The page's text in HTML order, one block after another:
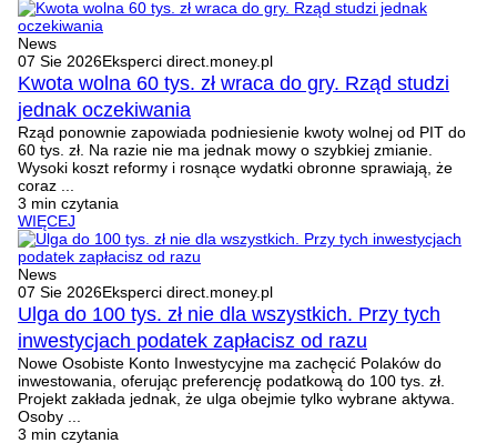
News
07 Sie 2026Eksperci direct.money.pl
Kwota wolna 60 tys. zł wraca do gry. Rząd studzi
jednak oczekiwania
Rząd ponownie zapowiada podniesienie kwoty wolnej od PIT do
60 tys. zł. Na razie nie ma jednak mowy o szybkiej zmianie.
Wysoki koszt reformy i rosnące wydatki obronne sprawiają, że
coraz ...
3 min czytania
WIĘCEJ
News
07 Sie 2026Eksperci direct.money.pl
Ulga do 100 tys. zł nie dla wszystkich. Przy tych
inwestycjach podatek zapłacisz od razu
Nowe Osobiste Konto Inwestycyjne ma zachęcić Polaków do
inwestowania, oferując preferencję podatkową do 100 tys. zł.
Projekt zakłada jednak, że ulga obejmie tylko wybrane aktywa.
Osoby ...
3 min czytania